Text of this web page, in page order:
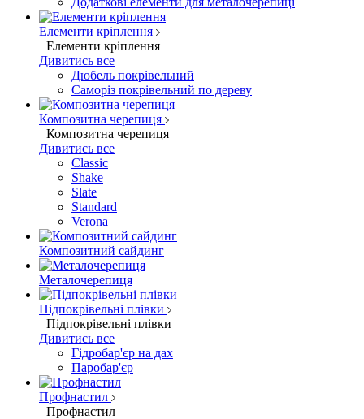
Елементи кріплення
Елементи кріплення
Дивитись все
Дюбель покрівельний
Саморіз покрівельний по дереву
Композитна черепиця
Композитна черепиця
Дивитись все
Classic
Shake
Slate
Standard
Verona
Композитний сайдинг
Металочерепиця
Підпокрівельні плівки
Підпокрівельні плівки
Дивитись все
Гідробар'єр на дах
Паробар'єр
Профнастил
Профнастил